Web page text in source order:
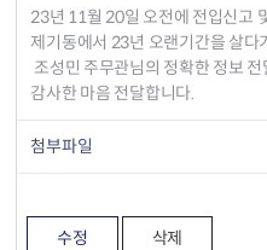
23년 11월 20일 오전에 전입신고
제기동에서 23년 오랜기간을 살다
조성민 주무관님의 정확한 정보
감사한 마음 전달합니다.
첨부파일
수정 삭제